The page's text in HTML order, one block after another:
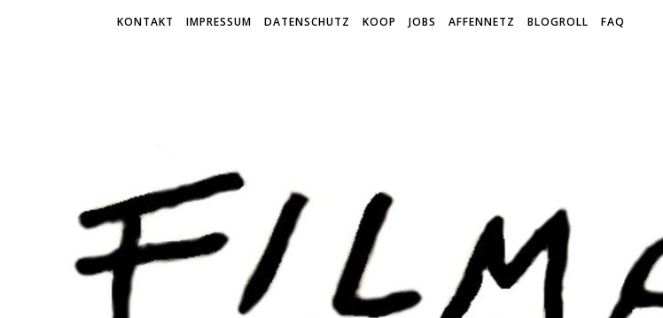
KONTAKT IMPRESSUM DATENSCHUTZ KOOP JOBS AFFENNETZ BLOGROLL FAQ